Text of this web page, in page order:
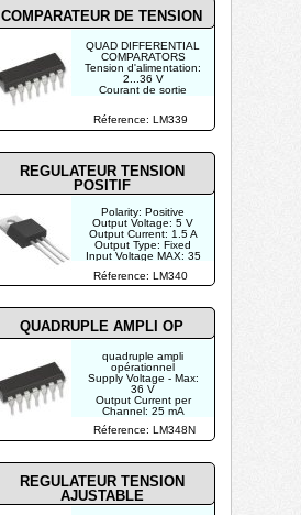
Réference: LM339
COMPARATEUR DE TENSION
Polarity: Positive
Output Voltage: 5 V
Output Current: 1.5 A
Output Type: Fixed
Input Voltage MAX: 35
Input Voltage MIN: 7.5
V
Réference: LM340
QUAD DIFFERENTIAL
COMPARATORS
Tension d'alimentation:
2...36 V
Courant de sortie
max.: 5 mV
quadruple ampli
opérationnel
Supply Voltage - Max:
36 V
Output Current per
Channel: 25 mA
Voltage: 6 mV
Supply Voltage - Min: 8
Réference: LM348N
QUADRUPLE AMPLI OP
REGULATEUR TENSION
POSITIF
REGULATEUR TENSION
AJUSTABLE